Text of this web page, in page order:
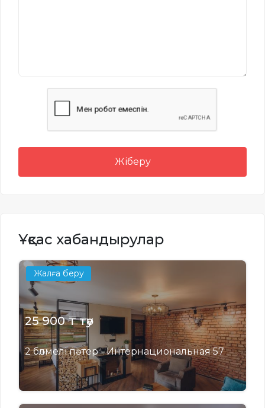
Жіберу
Ұқсас хабандырулар
Жалға беру
25 900 ₸ тәу
2 бөлмелі пәтер - Интернациональная 57